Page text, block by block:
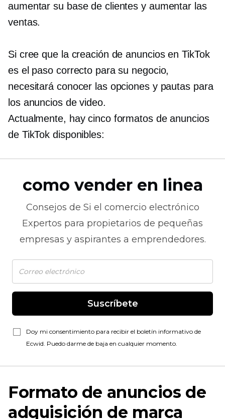
aumentar su base de clientes y aumentar las
ventas.
Si cree que la creación de anuncios en TikTok
es el paso correcto para su negocio,
necesitará conocer las opciones y pautas para
los anuncios de video.
Actualmente, hay cinco formatos de anuncios
de TikTok disponibles:
como vender en linea
Consejos de Si el comercio electrónico
Expertos para propietarios de pequeñas
empresas y aspirantes a emprendedores.
Suscríbete
Doy mi consentimiento para recibir el boletín informativo de
Ecwid. Puedo darme de baja en cualquier momento.
Formato de anuncios de
adquisición de marca